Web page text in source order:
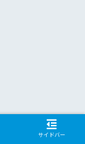
サイドバー